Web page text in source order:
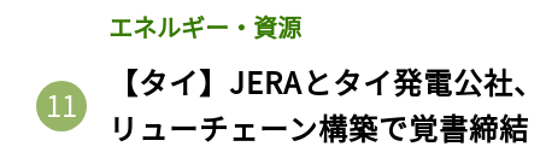
エネルギー・資源
【タイ】JERAとタイ発電公社
リューチェーン構築で覚書締結